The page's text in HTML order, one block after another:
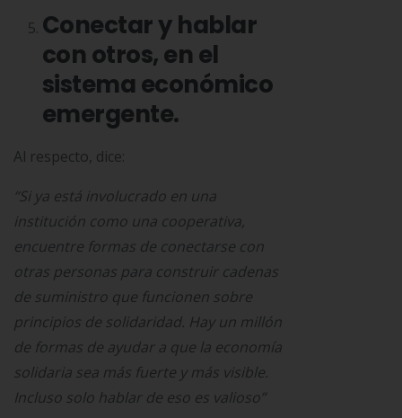
Conectar y hablar
con otros, en el
sistema económico
emergente.
Al respecto, dice:
“Si ya está involucrado en una
institución como una cooperativa,
encuentre formas de conectarse con
otras personas para construir cadenas
de suministro que funcionen sobre
principios de solidaridad. Hay un millón
de formas de ayudar a que la economía
solidaria sea más fuerte y más visible.
Incluso solo hablar de eso es valioso”